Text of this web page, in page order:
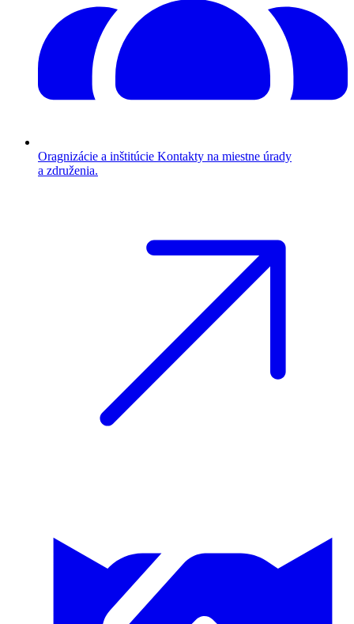
Oragnizácie a inštitúcie Kontakty na miestne úrady
a združenia.